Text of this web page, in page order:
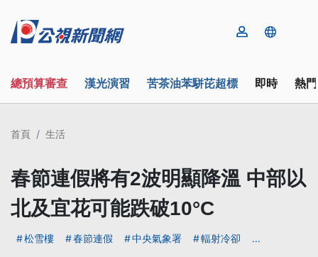
總預算審查 漢光演習 苦茶油苯駢芘超標 即時 熱
首頁 生活
春節連假將有2波明顯降溫 中部以
北及宜花可能跌破10°C
松雪樓 春節連假 中央氣象署 輻射冷卻 ...